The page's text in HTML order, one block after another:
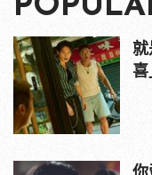
就
喜